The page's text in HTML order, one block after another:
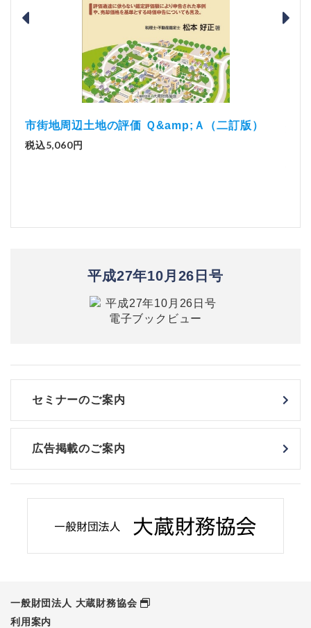
市街地周辺土地の評価 Ｑ&amp;Ａ（二訂版）
税込5,060円
平成27年10月26日号
セミナーのご案内
広告掲載のご案内
一般財団法人 大蔵財務協会
利用案内